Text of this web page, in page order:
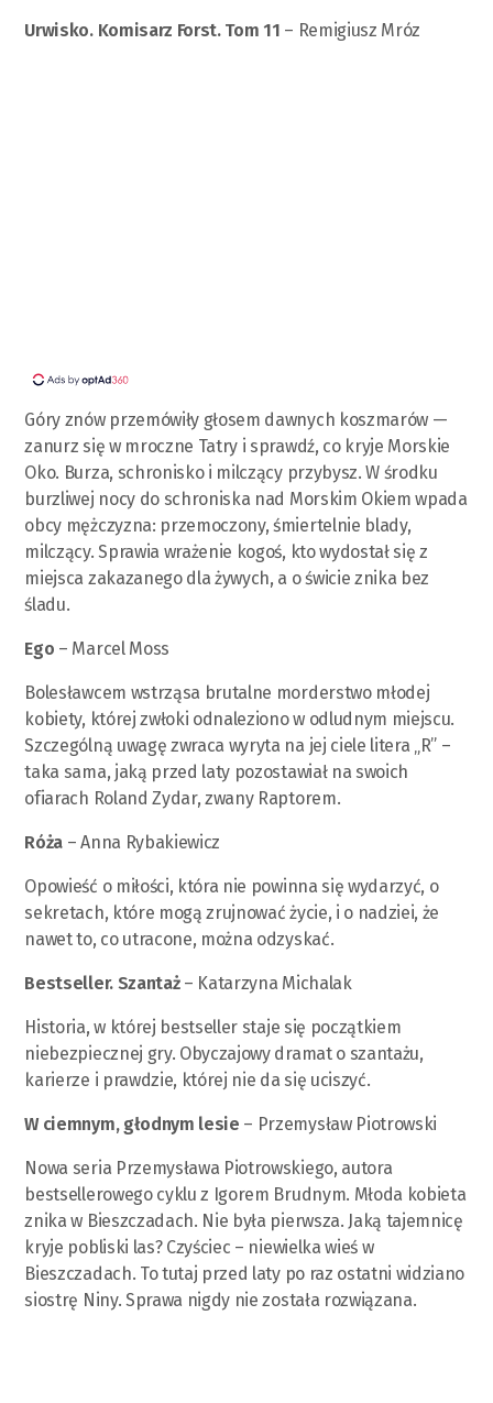
Urwisko. Komisarz Forst. Tom 11 – Remigiusz Mróz
Góry znów przemówiły głosem dawnych koszmarów —
zanurz się w mroczne Tatry i sprawdź, co kryje Morskie
Oko. Burza, schronisko i milczący przybysz. W środku
burzliwej nocy do schroniska nad Morskim Okiem wpada
obcy mężczyzna: przemoczony, śmiertelnie blady,
milczący. Sprawia wrażenie kogoś, kto wydostał się z
miejsca zakazanego dla żywych, a o świcie znika bez
śladu.
Ego – Marcel Moss
Bolesławcem wstrząsa brutalne morderstwo młodej
kobiety, której zwłoki odnaleziono w odludnym miejscu.
Szczególną uwagę zwraca wyryta na jej ciele litera „R” –
taka sama, jaką przed laty pozostawiał na swoich
ofiarach Roland Zydar, zwany Raptorem.
Róża – Anna Rybakiewicz
Opowieść o miłości, która nie powinna się wydarzyć, o
sekretach, które mogą zrujnować życie, i o nadziei, że
nawet to, co utracone, można odzyskać.
Bestseller. Szantaż– Katarzyna Michalak
Historia, w której bestseller staje się początkiem
niebezpiecznej gry. Obyczajowy dramat o szantażu,
karierze i prawdzie, której nie da się uciszyć.
W ciemnym, głodnym lesie – Przemysław Piotrowski
Nowa seria Przemysława Piotrowskiego, autora
bestsellerowego cyklu z Igorem Brudnym. Młoda kobieta
znika w Bieszczadach. Nie była pierwsza. Jaką tajemnicę
kryje pobliski las? Czyściec – niewielka wieś w
Bieszczadach. To tutaj przed laty po raz ostatni widziano
siostrę Niny. Sprawa nigdy nie została rozwiązana.